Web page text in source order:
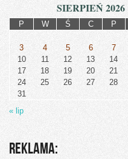
SIERPIEŃ 2026
P W Ś C P
3
4 5 6 7
10
11 12 13 14
17
18 19 20 21
24
25 26 27 28
31
« lip
Reklama: